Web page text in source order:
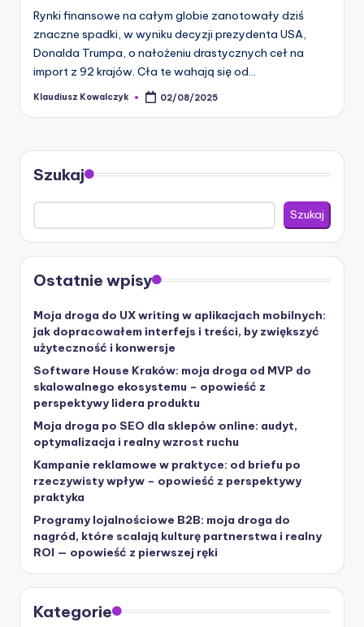
Rynki finansowe na całym globie zanotowały dziś
znaczne spadki, w wyniku decyzji prezydenta USA,
Donalda Trumpa, o nałożeniu drastycznych ceł na
import z 92 krajów. Cła te wahają się od…
Posted
Klaudiusz Kowalczyk 02/08/2025
Szukaj
Szukaj
Ostatnie wpisy
Moja droga do UX writing w aplikacjach mobilnych:
jak dopracowałem interfejs i treści, by zwiększyć
użyteczność i konwersje
Software House Kraków: moja droga od MVP do
skalowalnego ekosystemu – opowieść z
perspektywy lidera produktu
Moja droga po SEO dla sklepów online: audyt,
optymalizacja i realny wzrost ruchu
Kampanie reklamowe w praktyce: od briefu po
rzeczywisty wpływ – opowieść z perspektywy
praktyka
Programy lojalnościowe B2B: moja droga do
nagród, które scalają kulturę partnerstwa i realny
ROI — opowieść z pierwszej ręki
Kategorie